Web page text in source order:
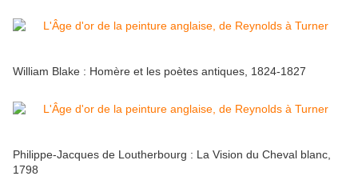
William Blake : Homère et les poètes antiques, 1824-1827
Philippe-Jacques de Loutherbourg : La Vision du Cheval blanc,
1798